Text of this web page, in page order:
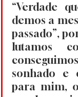
“Verdade
demos a
passado”,
lutamos
sonhado e
para mim,